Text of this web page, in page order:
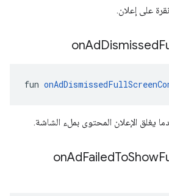
على إعلان.
onAdDismissed
fun
يغلق الإعلان المحتوى بملء الشاشة.
onAdFailedToShow